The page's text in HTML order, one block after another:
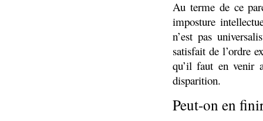
Au terme de ce
imposture
n’est pas
satisfait de l’ordre
qu’il faut en venir
disparition.
Peut-on en